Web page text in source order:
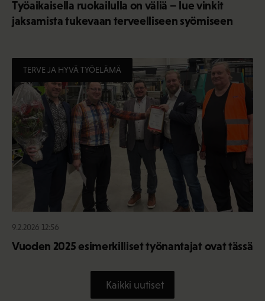
Työaikaisella ruokailulla on väliä – lue vinkit
jaksamista tukevaan terveelliseen syömiseen
TERVE JA HYVÄ TYÖELÄMÄ
9.2.2026 12:56
Vuoden 2025 esimerkilliset työnantajat ovat tässä
Kaikki uutiset